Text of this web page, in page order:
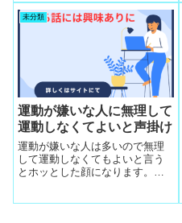
っていた思い出があります。 そ
れは、若い頃に鋼管会社で技術
者の責任者になった頃の話で
す。父は社交が得意ではなく、
未分類
運動が嫌いな人に無理して
運動しなくてよいと声掛け
運動が嫌いな人は多いので無理
して運動しなくてもよいと言う
とホッとした顔になります。で